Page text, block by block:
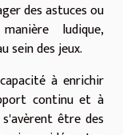
des astuces ou
ludique,
sein des jeux.
à enrichir
continu et à
être des